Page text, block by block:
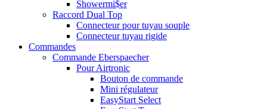
Showermi$er
Raccord Dual Top
Connecteur pour tuyau souple
Connecteur tuyau rigide
Commandes
Commande Eberspaecher
Pour Airtronic
Bouton de commande
Mini régulateur
EasyStart Select